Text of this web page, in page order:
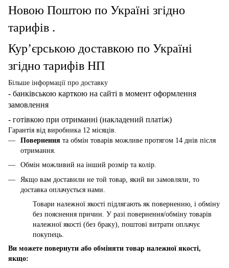
Новою Поштою по Україні згідно
тарифів .
Кур’єрською доставкою по Україні
згідно тарифів НП
Більше інформації про доставку
- банківською карткою на сайті в момент оформлення
замовлення
- готівкою при отриманні (накладений платіж)
Гарантія від виробника 12 місяців.
Повернення та обмін товарів можливе протягом 14 днів після
отримання.
Обмін можливий на інший розмір та колір.
Якщо вам доставили не той товар, який ви замовляли, то
доставка оплачується нами.
Товари належної якості підлягають як поверненню, і обміну
без пояснення причин. У разі повернення/обміну товарів
належної якості (без браку), поштові витрати оплачує
покупець.
Ви можете повернути або обміняти товар належної якості,
якщо: